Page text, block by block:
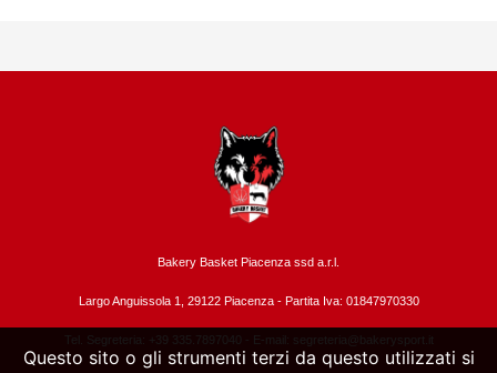
Bakery Basket Piacenza ssd a.r.l.
Largo Anguissola 1, 29122 Piacenza - Partita Iva: 01847970330
Tel. Segreteria: +39 335.7897040 - E-mail: segreteria@bakerysport.it
Questo sito o gli strumenti terzi da questo utilizzati si